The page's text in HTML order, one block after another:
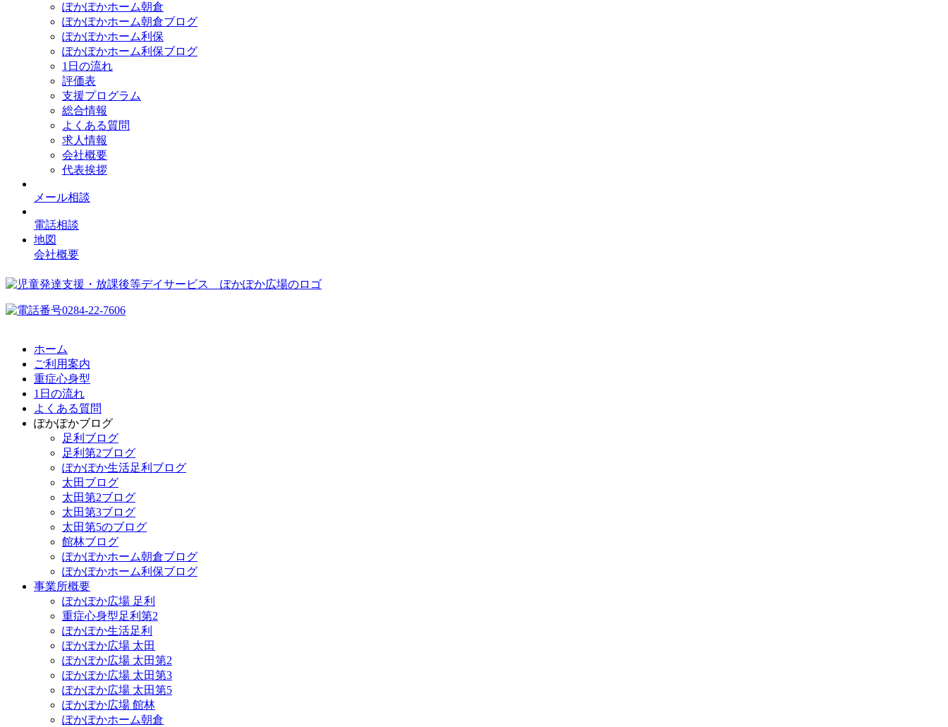
ぽかぽかホーム朝倉
ぽかぽかホーム朝倉ブログ
ぽかぽかホーム利保
ぽかぽかホーム利保ブログ
1日の流れ
評価表
支援プログラム
総合情報
よくある質問
求人情報
会社概要
代表挨拶
メール相談
電話相談
地図
会社概要
ホーム
ご利用案内
重症心身型
1日の流れ
よくある質問
ぽかぽかブログ
足利ブログ
足利第2ブログ
ぽかぽか生活足利ブログ
太田ブログ
太田第2ブログ
太田第3ブログ
太田第5のブログ
館林ブログ
ぽかぽかホーム朝倉ブログ
ぽかぽかホーム利保ブログ
事業所概要
ぽかぽか広場 足利
重症心身型足利第2
ぽかぽか生活足利
ぽかぽか広場 太田
ぽかぽか広場 太田第2
ぽかぽか広場 太田第3
ぽかぽか広場 太田第5
ぽかぽか広場 館林
ぽかぽかホーム朝倉